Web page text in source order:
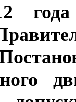
года